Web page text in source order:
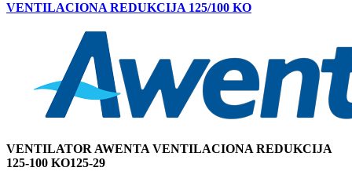
VENTILACIONA REDUKCIJA 125/100 KO
VENTILATOR AWENTA VENTILACIONA REDUKCIJA
125-100 KO125-29